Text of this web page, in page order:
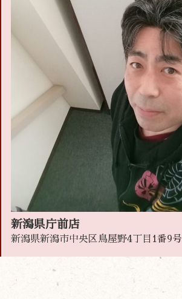
新潟県庁前店
新潟県新潟市中央区鳥屋野4丁目1番9号